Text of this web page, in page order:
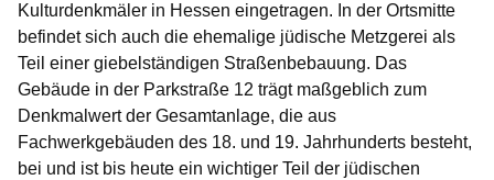
Kulturdenkmäler in Hessen eingetragen. In der Ortsmitte
befindet sich auch die ehemalige jüdische Metzgerei als
Teil einer giebelständigen Straßenbebauung. Das
Gebäude in der Parkstraße 12 trägt maßgeblich zum
Denkmalwert der Gesamtanlage, die aus
Fachwerkgebäuden des 18. und 19. Jahrhunderts besteht,
bei und ist bis heute ein wichtiger Teil der jüdischen